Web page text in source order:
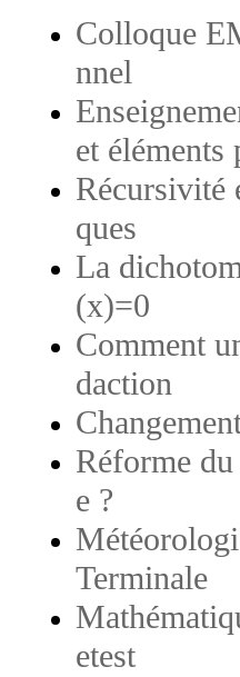
Colloque
nnel
et éléments
Récursivité
ques
La
(x)=0
Comment
daction
Réforme
e ?
Terminale
etest